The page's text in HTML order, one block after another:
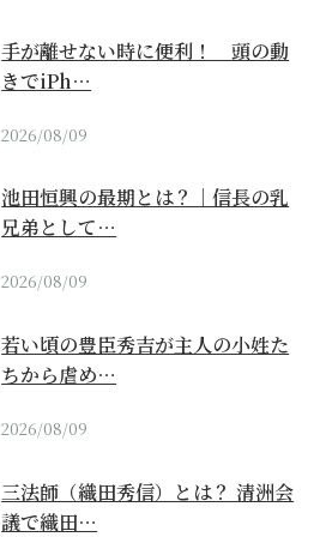
手が離せない時に便利！ 頭の動
きでiPh…
2026/08/09
池田恒興の最期とは？｜信長の乳
兄弟として…
2026/08/09
若い頃の豊臣秀吉が主人の小姓た
ちから虐め…
2026/08/09
三法師（織田秀信）とは？ 清洲会
議で織田…